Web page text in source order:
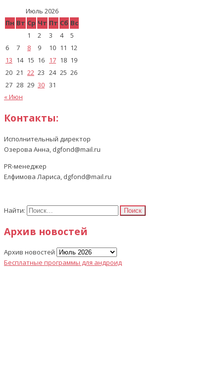
Июль 2026
Пн Вт Ср Чт Пт Сб Вс
1
2 3 4
5
6
7 8 9 10 11 12
13 14 15 16 17 18 19
20 21 22 23 24 25 26
27 28 29 30 31
« Июн
Контакты:
Исполнительный директор
Озерова Анна, dgfond@mail.ru
PR-менеджер
Елфимова Лариса, dgfond@mail.ru
Найти:
Архив новостей
Архив новостей
Бесплатные программы для андроид